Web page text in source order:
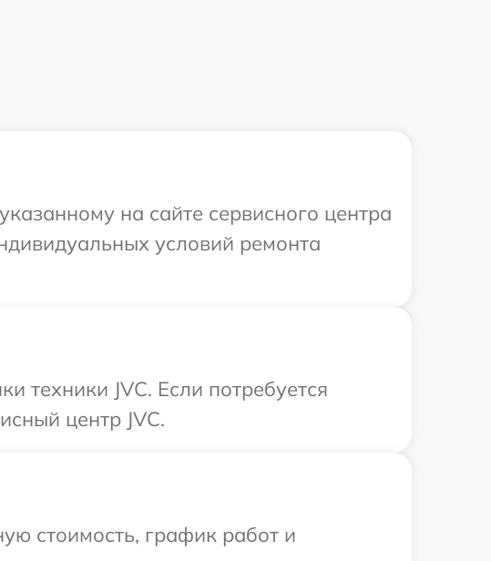
на сайте сервисного центра
условий ремонта
техники JVC. Если потребуется
центр JVC.
стоимость, график работ и